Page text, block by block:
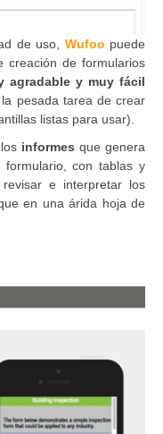
de uso, Wufoo puede
creación de formularios
agradable y muy fácil
pesada tarea de crear
listas para usar).
informes que genera
con tablas y
e interpretar los
en una árida hoja de